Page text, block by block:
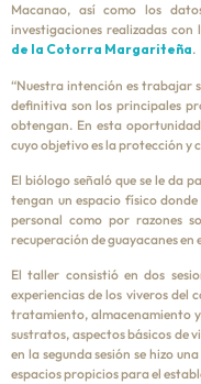
Macanao, así como los
investigaciones realizadas con
de la Cotorra Margariteña.
“Nuestra intención es trabajar
definitiva son los principales
obtengan. En esta
cuyo objetivo es la protección y
El biólogo señaló que se le da
tengan un espacio físico
personal como por razones
recuperación de guayacanes en
El taller consistió en dos
experiencias de los viveros del
tratamiento, almacenamiento
sustratos, aspectos básicos de
en la segunda sesión se hizo
espacios propicios para el